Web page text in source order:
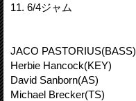
11. 6/4ジャム
JACO PASTORIUS(BASS)
Herbie Hancock(KEY)
David Sanborn(AS)
Michael Brecker(TS)